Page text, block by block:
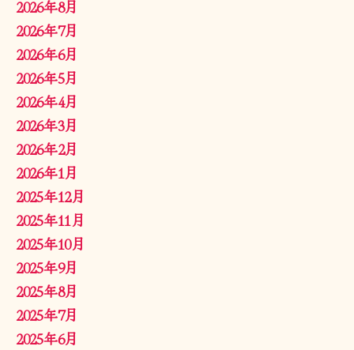
2026年8月
2026年7月
2026年6月
2026年5月
2026年4月
2026年3月
2026年2月
2026年1月
2025年12月
2025年11月
2025年10月
2025年9月
2025年8月
2025年7月
2025年6月